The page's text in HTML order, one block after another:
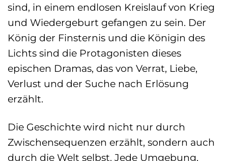
sind, in einem endlosen Kreislauf von Krieg
und Wiedergeburt gefangen zu sein. Der
König der Finsternis und die Königin des
Lichts sind die Protagonisten dieses
epischen Dramas, das von Verrat, Liebe,
Verlust und der Suche nach Erlösung
erzählt.
Die Geschichte wird nicht nur durch
Zwischensequenzen erzählt, sondern auch
durch die Welt selbst. Jede Umgebung,